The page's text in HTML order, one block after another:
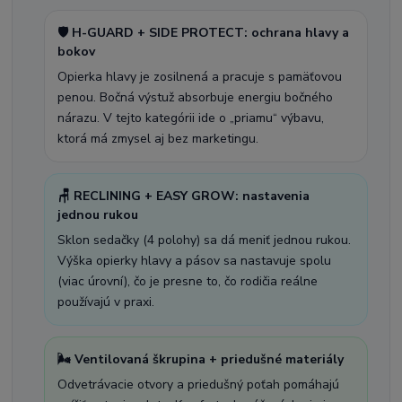
🛡️ H-GUARD + SIDE PROTECT: ochrana hlavy a
bokov
Opierka hlavy je zosilnená a pracuje s pamäťovou
penou. Bočná výstuž absorbuje energiu bočného
nárazu. V tejto kategórii ide o „priamu“ výbavu,
ktorá má zmysel aj bez marketingu.
🪑 RECLINING + EASY GROW: nastavenia
jednou rukou
Sklon sedačky (4 polohy) sa dá meniť jednou rukou.
Výška opierky hlavy a pásov sa nastavuje spolu
(viac úrovní), čo je presne to, čo rodičia reálne
používajú v praxi.
🌬️ Ventilovaná škrupina + priedušné materiály
Odvetrávacie otvory a priedušný poťah pomáhajú